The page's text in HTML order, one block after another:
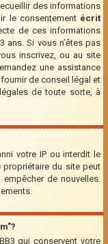
des informations
le consentement écrit
de ces informations
ans. Si vous n’êtes pas
inscrivez, ou au site
une assistance
de conseil légal et
de toute sorte, à
votre IP ou interdit le
propriétaire du site peut
de nouvelles.
qui conservent votre